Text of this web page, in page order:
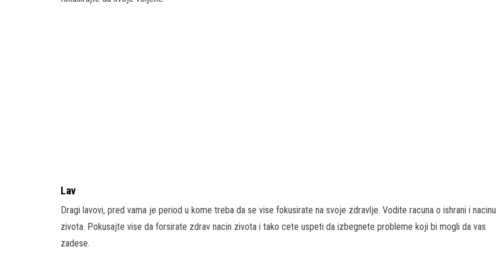
Lav
Dragi lavovi, pred vama je period u kome treba da se vise fokusirate na svoje zdravlje. Vodite racuna o ishrani i nacinu
zivota. Pokusajte vise da forsirate zdrav nacin zivota i tako cete uspeti da izbegnete probleme koji bi mogli da vas
zadese.